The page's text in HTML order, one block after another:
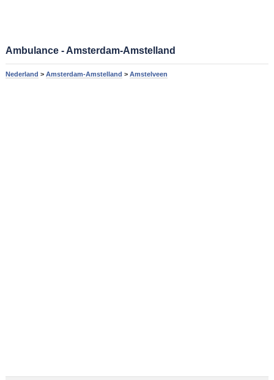
Ambulance - Amsterdam-Amstelland
Nederland > Amsterdam-Amstelland > Amstelveen